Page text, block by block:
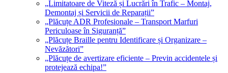
„Limitatoare de Viteză și Lucrări în Trafic – Montaj,
Demontaj și Servicii de Reparații”
„Plăcuțe ADR Profesionale – Transport Marfuri
Periculoase în Siguranță”
„Plăcuțe Braille pentru Identificare și Organizare –
Nevăzători”
„Plăcuțe de avertizare eficiente – Previn accidentele și
protejează echipa!”